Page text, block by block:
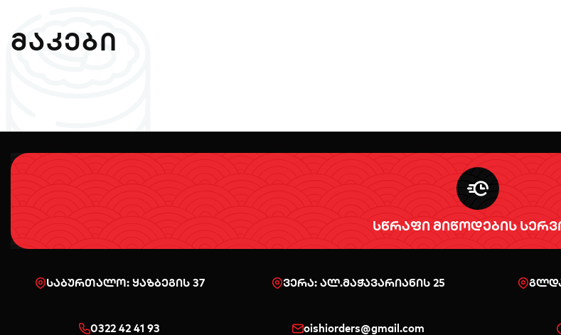
ᲛᲐᲙᲔᲑᲘ
სწრაფი მიწოდების
საბურთალო: ყაზბეგის 37 ვერა: ალ.მაჭავარიანის 25
0322 42 41 93 oishiorders@gmail.com